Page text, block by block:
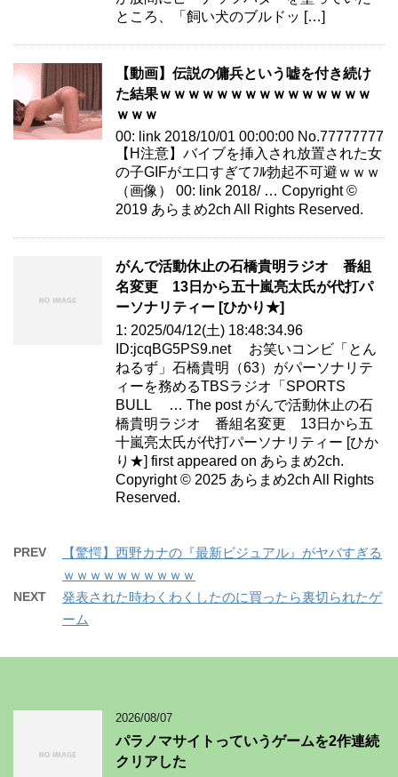
ところ、「飼い犬のブルドッ […]
【動画】伝説の傭兵という嘘を付き続け
た結果ｗｗｗｗｗｗｗｗｗｗｗｗｗｗｗ
ｗｗｗ
00: link 2018/10/01 00:00:00 No.77777777
【H注意】バイブを挿入され放置された女
の子GIFがエ口すぎてﾌﾙ勃起不可避ｗｗｗ
（画像） 00: link 2018/ … Copyright ©
2019 あらまめ2ch All Rights Reserved.
がんで活動休止の石橋貴明ラジオ 番組
名変更 13日から五十嵐亮太氏が代打パ
ーソナリティー [ひかり★]
1: 2025/04/12(土) 18:48:34.96
ID:jcqBG5PS9.net お笑いコンビ「とん
ねるず」石橋貴明（63）がパーソナリテ
ィーを務めるTBSラジオ「SPORTS
BULL … The post がんで活動休止の石
橋貴明ラジオ 番組名変更 13日から五
十嵐亮太氏が代打パーソナリティー [ひか
り★] first appeared on あらまめ2ch.
Copyright © 2025 あらまめ2ch All Rights
Reserved.
PREV
【驚愕】西野カナの『最新ビジュアル』がヤバすぎる
ｗｗｗｗｗｗｗｗｗｗ
NEXT
発表された時わくわくしたのに買ったら裏切られたゲ
ーム
2026/08/07
パラノマサイトっていうゲームを2作連続
クリアした